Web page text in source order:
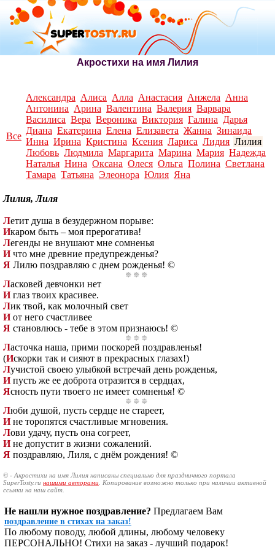
Акростихи на имя Лилия
Все
Александра Алиса Алла Анастасия Анжела Анна
Антонина Арина Валентина Валерия Варвара
Василиса Вера Вероника Виктория Галина Дарья
Диана Екатерина Елена Елизавета Жанна Зинаида
Инна Ирина Кристина Ксения Лариса Лидия Лилия
Любовь Людмила Маргарита Марина Мария Надежда
Наталья Нина Оксана Олеся Ольга Полина Светлана
Тамара Татьяна Элеонора Юлия Яна
Лилия, Лиля
Летит душа в безудержном порыве:
Икаром быть – моя прерогатива!
Легенды не внушают мне сомненья
Ичто мне древние предупрежденья?
Я Лилю поздравляю с днем рожденья! ©
Ласковей девчонки нет
Иглаз твоих красивее.
Лик твой, как молочный свет
Иот него счастливее
Я становлюсь - тебе в этом признаюсь! ©
Ласточка наша, прими поскорей поздравленья!
(Искорки так и сияют в прекрасных глазах!)
Лучистой своею улыбкой встречай день рожденья,
Ипусть же ее доброта отразится в сердцах,
Ясность пути твоего не имеет сомненья! ©
Люби душой, пусть сердце не стареет,
Ине торопятся счастливые мгновения.
Лови удачу, пусть она согреет,
Ине допустит в жизни сожалений.
Я поздравляю, Лиля, с днём рождения! ©
© - Акростихи на имя Лилия написаны специально для праздничного портала
SuperTosty.ru нашими авторами . Копирование возможно только при наличии активной
ссылки на наш сайт.
Не нашли нужное поздравление? Предлагаем Вам
поздравление в стихах на заказ!
По любому поводу, любой длины, любому человеку
ПЕРСОНАЛЬНО! Стихи на заказ - лучший подарок!